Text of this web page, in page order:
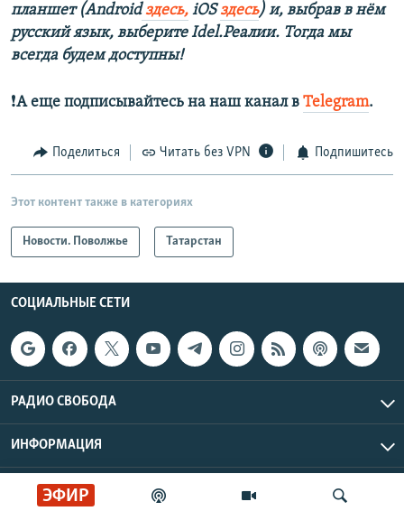
ЭФИР
планшет (Androidздесь, iOSздесь) и, выбрав в нём
русский язык, выберите Idel.Реалии. Тогда мы
всегда будем доступны!
❗️А еще подписывайтесь на наш канал в Telegram.
Поделиться Читать без VPN Подпишитесь
Этот контент также в категориях
Новости. Поволжье Татарстан
СОЦИАЛЬНЫЕ СЕТИ
РАДИО СВОБОДА
ИНФОРМАЦИЯ
Радио Свобода © 2026 RFE/RL, Inc. | Все права защищены.